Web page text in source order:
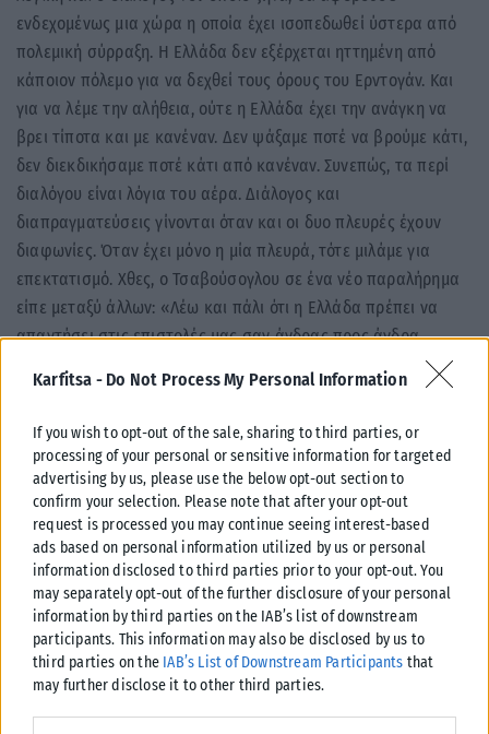
Karfitsa - Do Not Process My Personal Information
If you wish to opt-out of the sale, sharing to third parties, or
processing of your personal or sensitive information for targeted
advertising by us, please use the below opt-out section to
confirm your selection. Please note that after your opt-out
request is processed you may continue seeing interest-based
ads based on personal information utilized by us or personal
information disclosed to third parties prior to your opt-out. You
may separately opt-out of the further disclosure of your personal
information by third parties on the IAB’s list of downstream
participants. This information may also be disclosed by us to
third parties on the IAB’s List of Downstream Participants that
may further disclose it to other third parties.
Please note that this website/app uses one or more Google
ενδεχομένως μια χώρα η οποία έχει ισοπεδωθεί ύστερα από
πολεμική σύρραξη. Η Ελλάδα δεν εξέρχεται ηττημένη από
κάποιον πόλεμο για να δεχθεί τους όρους του Ερντογάν. Και
για να λέμε την αλήθεια, ούτε η Ελλάδα έχει την ανάγκη να
βρει τίποτα και με κανέναν. Δεν ψάξαμε ποτέ να βρούμε κάτι,
δεν διεκδικήσαμε ποτέ κάτι από κανέναν. Συνεπώς, τα περί
διαλόγου είναι λόγια του αέρα. Διάλογος και
διαπραγματεύσεις γίνονται όταν και οι δυο πλευρές έχουν
διαφωνίες. Όταν έχει μόνο η μία πλευρά, τότε μιλάμε για
επεκτατισμό. Χθες, ο Τσαβούσογλου σε ένα νέο παραλήρημα
είπε μεταξύ άλλων: «Λέω και πάλι ότι η Ελλάδα πρέπει να
απαντήσει στις επιστολές μας σαν άνδρας προς άνδρα.
Έχουμε έγγραφα, αν δεν σταματήσει αυτή η παραβίαση, θα
συζητηθεί η κυριαρχία των νησιών».
Ας τον πληροφορήσει κάποιος ότι στην Ελλάδα οι άντρες
φοράνε τα παντελόνια τους και τα τιμούν όταν πρέπει χωρίς
πολλές κουβέντες.
ΑΠΟ ΤΗΝ ΕΚΔΟΣΗ ΤΗΣ ΕΦΗΜΕΡΙΔΑΣ POLITICAL
Tags: Απόψεις